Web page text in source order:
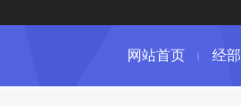
网站首页 经部